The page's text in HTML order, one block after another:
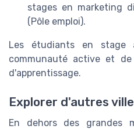
stages en marketing
(Pôle emploi).
Les étudiants en stage
communauté active et de
d'apprentissage.
Explorer d'autres
En dehors des grandes